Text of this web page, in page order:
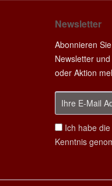
Newsletter
Abonnieren
Newsletter
oder Aktion
Ich habe die
Kenntnis